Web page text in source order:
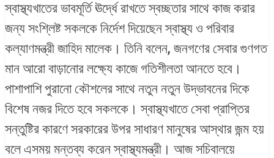
স্বাস্থ্যখাতের ভাবমূর্তি ঊর্দ্ধে রাখতে স্বচ্ছতার সাথে কাজ করার
জন্য সংশ্লিষ্ট সকলকে নির্দেশ দিয়েছেন স্বাস্থ্য ও পরিবার
কল্যাণমন্ত্রী জাহিদ মালেক। তিনি বলেন, জনগণের সেবার গুণগত
মান আরো বাড়ানোর লক্ষ্যে কাজে গতিশীলতা আনতে হবে।
পাশাপাশি পুরানো কৌশলের সাথে নতুন নতুন উদ্ভাবনের দিকে
বিশেষ নজর দিতে হবে সকলকে। স্বাস্থ্যখাতে সেবা প্রাপ্তির
সন্তুষ্টির কারণে সরকারের উপর সাধারণ মানুষের আস্থার জন্ম হয়
বলে এসময় মন্তব্য করেন স্বাস্থ্যমন্ত্রী। আজ সচিবালয়ে